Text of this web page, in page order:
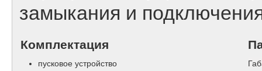
замыкания и
Комплектация
пусковое устройство